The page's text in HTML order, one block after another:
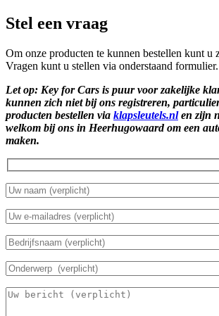
Stel een vraag
Om onze producten te kunnen bestellen kunt u
Vragen kunt u stellen via onderstaand formulier.
Let op: Key for Cars is puur voor zakelijke
kunnen zich niet bij ons registreren,
producten bestellen via klapsleutels.nlen zijn
welkom bij ons in Heerhugowaard om een
maken.